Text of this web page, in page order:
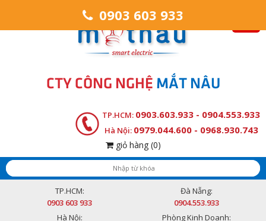
CTY CÔNG NGHỆ MẮT NÂU
TP.HCM: 0903.603.933 - 0904.553.933
Hà Nội: 0979.044.600 - 0968.930.743
giỏ hàng (0)
TP.HCM:
0903 603 933
Đà Nẵng:
0904.553.933
Hà Nội:
Phòng Kinh Doanh:
0903 603 933